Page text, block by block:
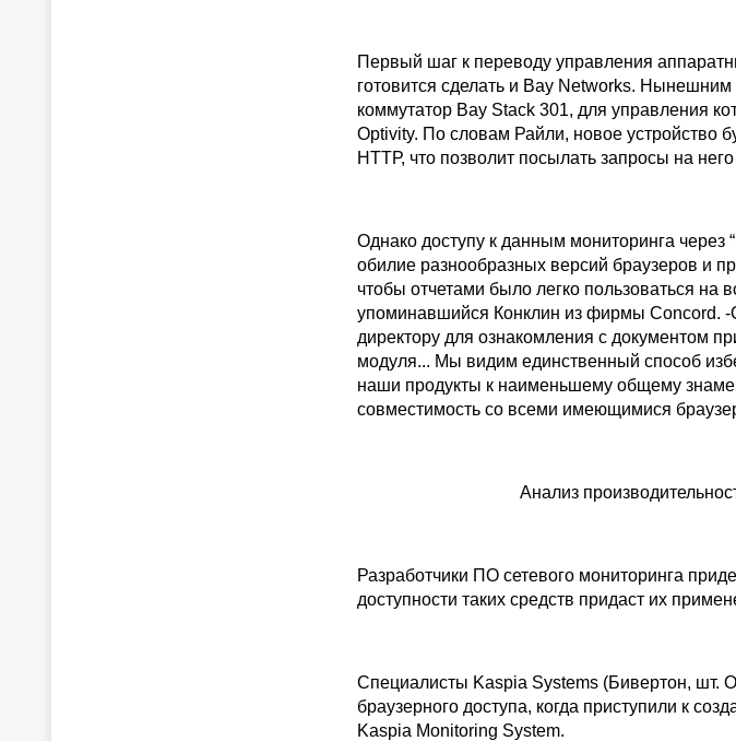
Первый шаг к переводу управления
готовится сделать и Bay Networks.
коммутатор Bay Stack 301, для управления
Optivity. По словам Райли, новое устройство
НТТР, что позволит посылать запросы на
Однако доступу к данным мониторинга
обилие разнообразных версий браузеров и
чтобы отчетами было легко пользоваться на
упоминавшийся Конклин из фирмы Concord. -
директору для ознакомления с документом
модуля... Мы видим единственный способ
наши продукты к наименьшему общему
совместимость со всеми имеющимися
Анализ
Разработчики ПО сетевого мониторинга
доступности таких средств придаст их
Специалисты Kaspia Systems (Бивертон, шт.
браузерного доступа, когда приступили к
Kaspia Monitoring System.